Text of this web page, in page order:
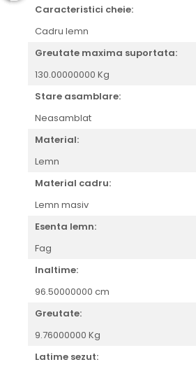
Caracteristici cheie:
Cadru lemn
Greutate maxima suportata:
130.00000000 Kg
Stare asamblare:
Neasamblat
Material:
Lemn
Material cadru:
Lemn masiv
Esenta lemn:
Fag
Inaltime:
96.50000000 cm
Greutate:
9.76000000 Kg
Latime sezut: